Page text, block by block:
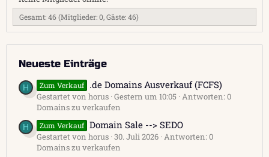
Gesamt: 46 (Mitglieder: 0, Gäste: 46)
Neueste Einträge
H Zum Verkauf .de Domains Ausverkauf (FCFS)
Gestartet von horus Gestern um 10:05 Antworten: 0
Domains zu verkaufen
H Zum Verkauf Domain Sale --> SEDO
Gestartet von horus 30. Juli 2026 Antworten: 0
Domains zu verkaufen